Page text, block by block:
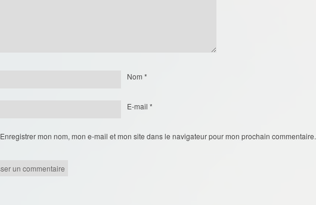
Nom *
E-mail *
Enregistrer mon nom, mon e-mail et mon site dans le navigateur pour mon prochain commentaire.